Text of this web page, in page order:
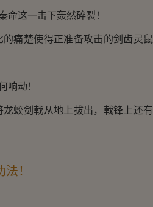
这一击下轰然碎裂！
痛楚使得正准备攻击的剑齿灵鼠
动！
蛟剑戟从地上拔出，戟锋上还有
！